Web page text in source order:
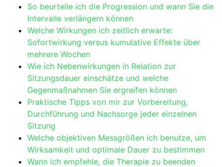
So beurteile⁢ ich die ​Progression und wann Sie die
Intervalle verlängern können
Welche Wirkungen ich zeitlich‌ erwarte:
Sofortwirkung⁢ versus kumulative Effekte ​über
mehrere Wochen
Wie ich Nebenwirkungen​ in Relation zur
Sitzungsdauer einschätze ​und welche
Gegenmaßnahmen Sie‍ ergreifen ‍können
Praktische‍ Tipps von mir zur Vorbereitung,
Durchführung und Nachsorge jeder einzelnen
Sitzung
Welche objektiven Messgrößen ich⁢ benutze, um
Wirksamkeit‌ und optimale Dauer zu bestimmen
Wann⁣ ich empfehle, ‌die Therapie zu ‌beenden